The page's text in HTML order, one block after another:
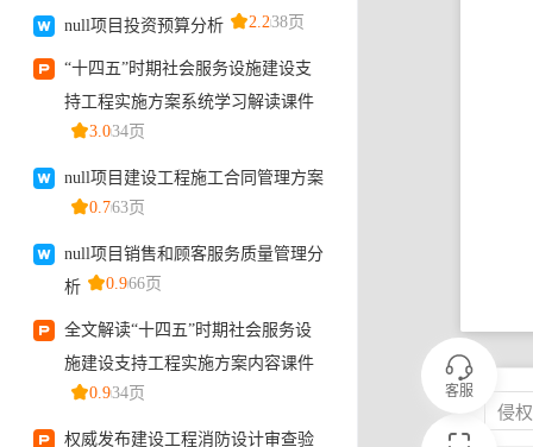
客服
侵